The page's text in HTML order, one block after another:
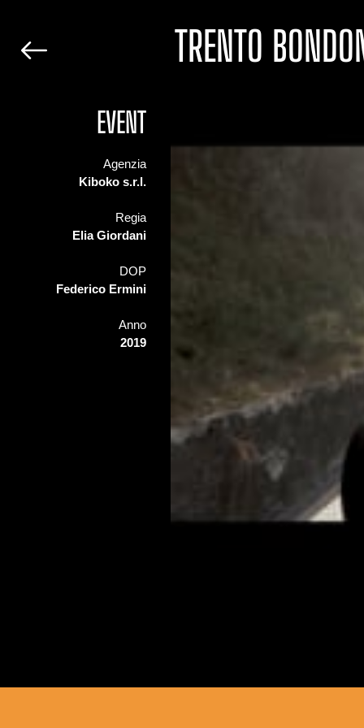
TRENTO
EVENT
Agenzia
Kiboko s.r.l.
Regia
Elia Giordani
DOP
Federico Ermini
Anno
2019